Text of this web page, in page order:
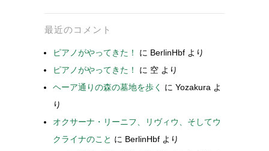
最近のコメント
ピアノがやってきた！ に BerlinHbf より
ピアノがやってきた！
に 空 より
ヘーア通りの森の墓地を歩く
に Yozakura よ
り
オクサーナ・リーニフ、リヴィウ、そしてウ
クライナのこと に BerlinHbf より